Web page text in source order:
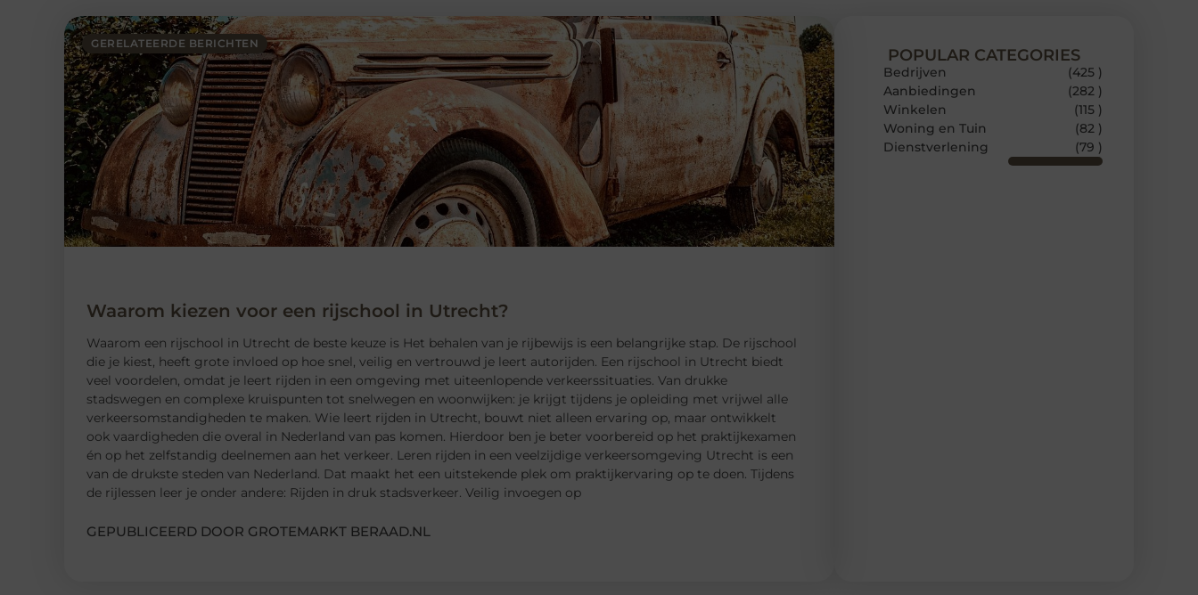
GERELATEERDE BERICHTEN
Waarom kiezen voor een rijschool in Utrecht?
Waarom een ​​rijschool in Utrecht de beste keuze is Het behalen van je rijbewijs is een belangrijke stap. De rijschool
die je kiest, heeft grote invloed op hoe snel, veilig en vertrouwd je leert autorijden. Een rijschool in Utrecht biedt
veel voordelen, omdat je leert rijden in een omgeving met uiteenlopende verkeerssituaties. Van drukke
stadswegen en complexe kruispunten tot snelwegen en woonwijken: je krijgt tijdens je opleiding met vrijwel alle
verkeersomstandigheden te maken. Wie leert rijden in Utrecht, bouwt niet alleen ervaring op, maar ontwikkelt
ook vaardigheden die overal in Nederland van pas komen. Hierdoor ben je beter voorbereid op het praktijkexamen
én op het zelfstandig deelnemen aan het verkeer. Leren rijden in een veelzijdige verkeersomgeving Utrecht is een
van de drukste steden van Nederland. Dat maakt het een uitstekende plek om praktijkervaring op te doen. Tijdens
de rijlessen leer je onder andere: Rijden in druk stadsverkeer. Veilig invoegen op
GEPUBLICEERD DOOR GROTEMARKT BERAAD.NL
POPULAR CATEGORIES
Bedrijven
(425 )
Aanbiedingen
(282 )
Winkelen
(115 )
Woning en Tuin
(82 )
Dienstverlening
(79 )